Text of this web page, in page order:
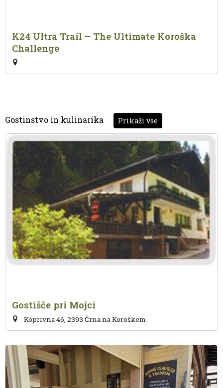
K24 Ultra Trail – The Ultimate Koroška
Challenge
Gostinstvo in kulinarika Prikaži vse
Gostišče pri Mojci
Koprivna 46, 2393 Črna na Koroškem